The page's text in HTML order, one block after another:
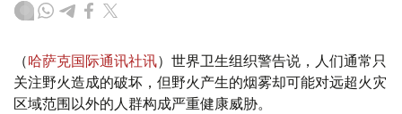
（哈萨克国际通讯社讯）世界卫生组织警告说，人们通常只
关注野火造成的破坏，但野火产生的烟雾却可能对远超火灾
区域范围以外的人群构成严重健康威胁。